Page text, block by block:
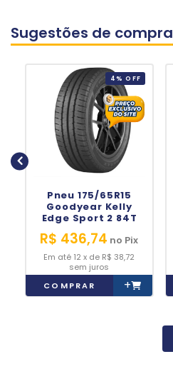
Sugestões de compra
4% OFF
Pneu 175/65R15
Goodyear Kelly
Edge Sport 2 84T
R$ 436,74 no Pix
12 x de R$ 38,72
sem juros
COMPRAR
+